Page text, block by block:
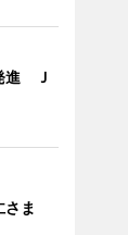
進 Ｊ
ま